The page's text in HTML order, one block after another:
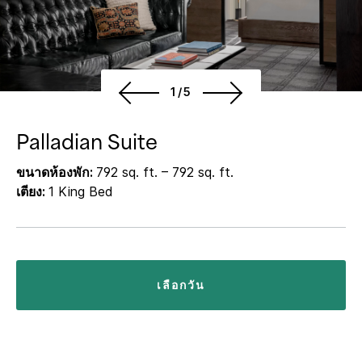
1/5
Palladian Suite
ขนาดห้องพัก: 792 sq. ft. – 792 sq. ft.
เตียง: 1 King Bed
เลือกวัน